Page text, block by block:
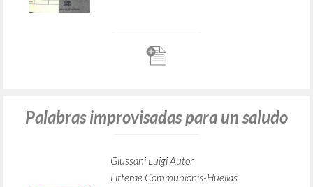
Palabras improvisadas para un saludo
Giussani Luigi Autor
Litterae Communionis-Huellas